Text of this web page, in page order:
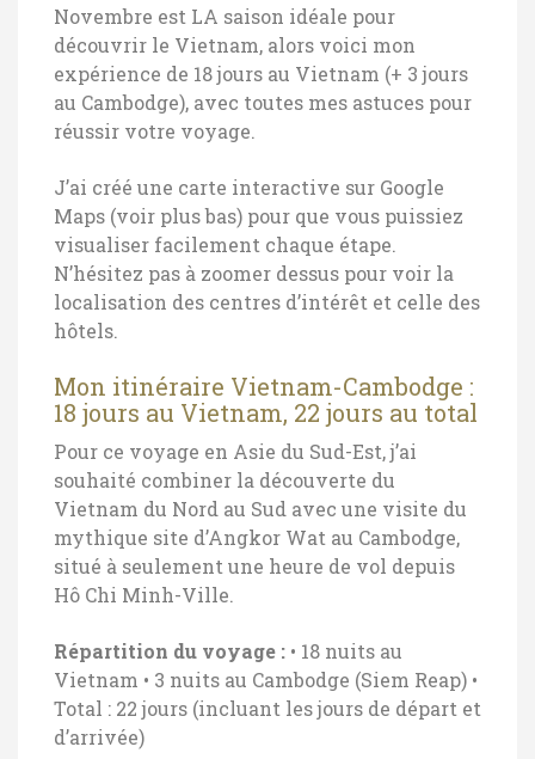
Novembre est LA saison idéale pour
découvrir le Vietnam, alors voici mon
expérience de 18 jours au Vietnam (+ 3 jours
au Cambodge), avec toutes mes astuces pour
réussir votre voyage.
J’ai créé une carte interactive sur Google
Maps (voir plus bas) pour que vous puissiez
visualiser facilement chaque étape.
N’hésitez pas à zoomer dessus pour voir la
localisation des centres d’intérêt et celle des
hôtels.
Mon itinéraire Vietnam-Cambodge :
18 jours au Vietnam, 22 jours au total
Pour ce voyage en Asie du Sud-Est, j’ai
souhaité combiner la découverte du
Vietnam du Nord au Sud avec une visite du
mythique site d’Angkor Wat au Cambodge,
situé à seulement une heure de vol depuis
Hô Chi Minh-Ville.
Répartition du voyage : • 18 nuits au
Vietnam • 3 nuits au Cambodge (Siem Reap) •
Total : 22 jours (incluant les jours de départ et
d’arrivée)